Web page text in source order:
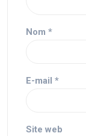
Nom *
E-mail *
Site web